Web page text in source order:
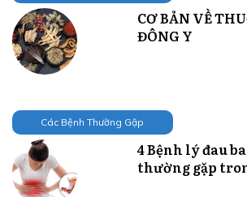
CƠ BẢN VỀ
ĐÔNG Y
Các Bệnh Thường Gặp
4 Bệnh lý đau
thường gặp